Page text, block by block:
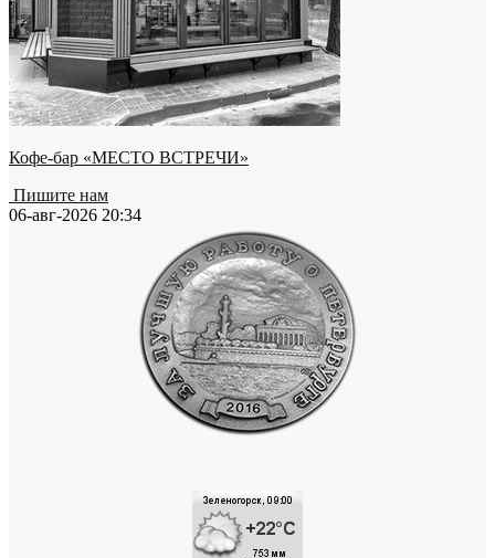
Кофе-бар «МЕСТО ВСТРЕЧИ»
Пишите нам
06-авг-2026 20:34